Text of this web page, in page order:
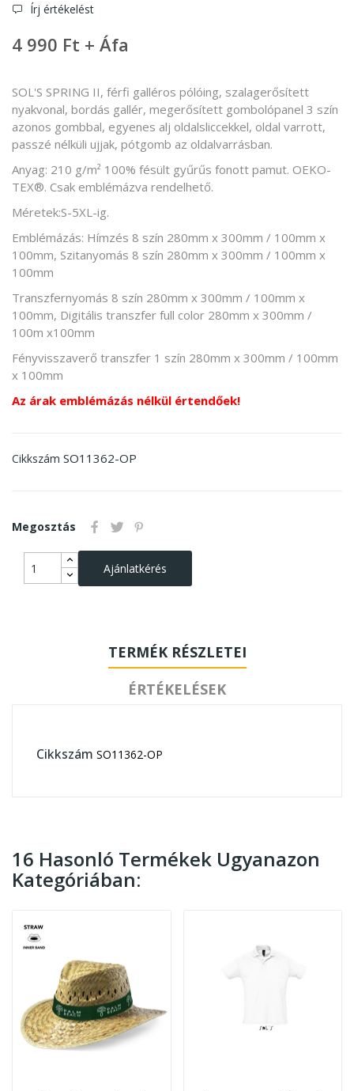
Írj értékelést
4 990 Ft + Áfa
SOL'S SPRING II, férfi galléros pólóing, szalagerősített
nyakvonal, bordás gallér, megerősített gombolópanel 3 szín
azonos gombbal, egyenes alj oldalsliccekkel, oldal varrott,
passzé nélküli ujjak, pótgomb az oldalvarrásban.
Anyag: 210 g/m² 100% fésült gyűrűs fonott pamut. OEKO-
TEX®. Csak emblémázva rendelhető.
Méretek:S-5XL-ig.
Emblémázás: Hímzés 8 szín 280mm x 300mm / 100mm x
100mm, Szitanyomás 8 szín 280mm x 300mm / 100mm x
100mm
Transzfernyomás 8 szín 280mm x 300mm / 100mm x
100mm, Digitális transzfer full color 280mm x 300mm /
100m x100mm
Fényvisszaverő transzfer 1 szín 280mm x 300mm / 100mm
x 100mm
Az árak emblémázás nélkül értendőek!
Cikkszám SO11362-OP
Megosztás
Ajánlatkérés
TERMÉK RÉSZLETEI
ÉRTÉKELÉSEK
Cikkszám SO11362-OP
16 Hasonló Termékek Ugyanazon
Kategóriában: